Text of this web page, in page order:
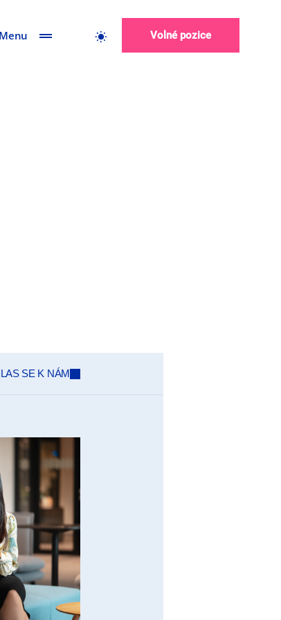
Menu Volné pozice
SE K NÁM